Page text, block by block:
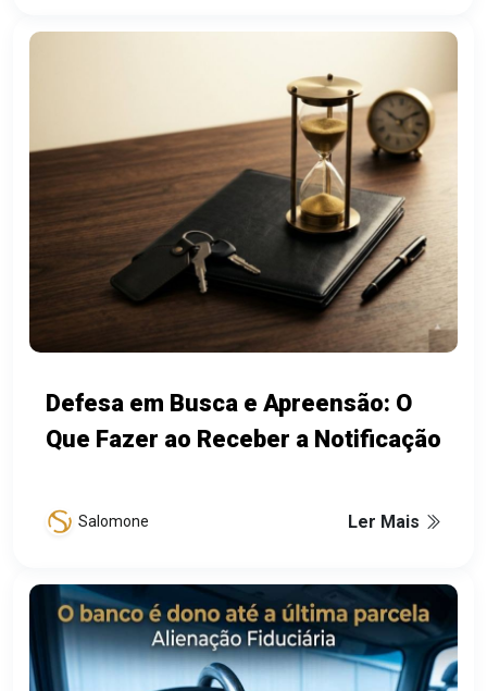
Defesa em Busca e Apreensão: O
Que Fazer ao Receber a Notificação
Salomone Ler Mais